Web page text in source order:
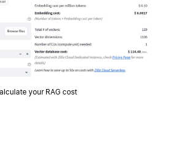
your RAG cost